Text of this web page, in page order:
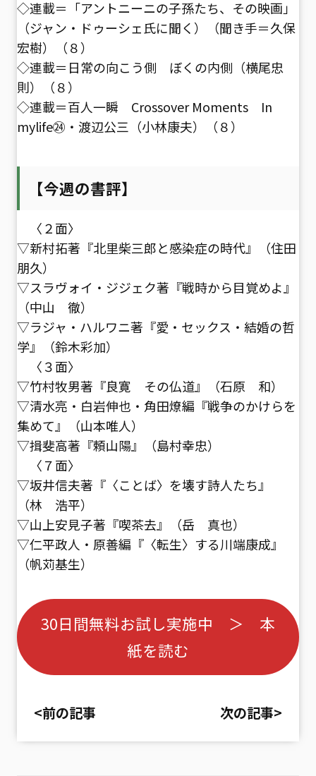
◇連載＝「アントニーニの子孫たち、その映画」
（ジャン・ドゥーシェ氏に聞く）（聞き手＝久保
宏樹）（８）
◇連載＝日常の向こう側 ぼくの内側（横尾忠
則）（８）
◇連載＝百人一瞬 Crossover Moments In
mylife㉔・渡辺公三（小林康夫）（８）
【今週の書評】
〈２面〉
▽新村拓著『北里柴三郎と感染症の時代』（住田
朋久）
▽スラヴォイ・ジジェク著『戦時から目覚めよ』
（中山 徹）
▽ラジャ・ハルワニ著『愛・セックス・結婚の哲
学』（鈴木彩加）
〈３面〉
▽竹村牧男著『良寛 その仏道』（石原 和）
▽清水亮・白岩伸也・角田燎編『戦争のかけらを
集めて』（山本唯人）
▽揖斐高著『頼山陽』（島村幸忠）
〈７面〉
▽坂井信夫著『〈ことば〉を壊す詩人たち』
（林 浩平）
▽山上安見子著『喫茶去』（岳 真也）
▽仁平政人・原善編『〈転生〉する川端康成』
（帆苅基生）
30日間無料お試し実施中 ＞ 本
紙を読む
<前の記事 次の記事>